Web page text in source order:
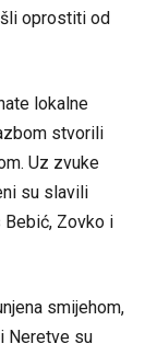
oprostiti od
lokalne
stvorili
Uz zvuke
su slavili
Zovko i
smijehom,
Neretve su